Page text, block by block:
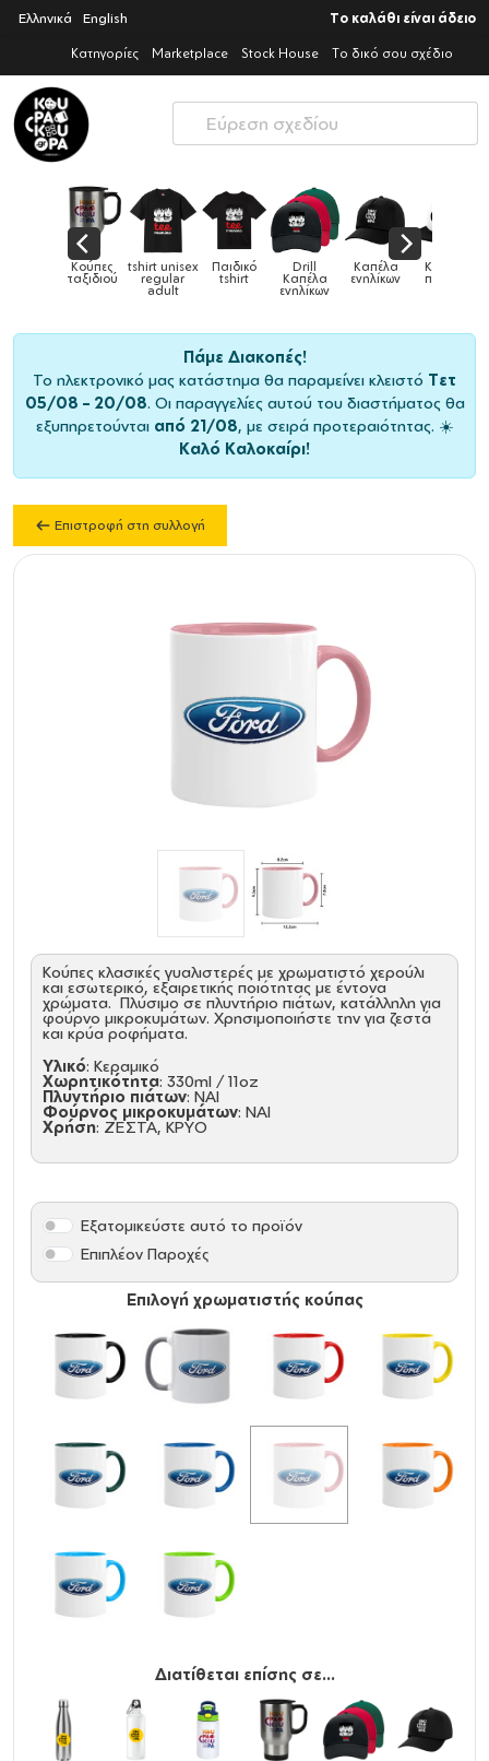
Ελληνικά English Το καλάθι είναι άδειο
Κατηγορίες Marketplace Stock House Το δικό σου σχέδιο
Παιδικό Drill
Καπέλα
Καπέλα
ενηλίκων
Καπέλα
παιδικά Κούπες Κούπες
ειδικές
Πάμε Διακοπές!
Το ηλεκτρονικό μας κατάστημα θα παραμείνει κλειστό Τετ
05/08 – 20/08. Οι παραγγελίες αυτού του διαστήματος θα
εξυπηρετούνται από 21/08, με σειρά προτεραιότητας. ☀️
Καλό Καλοκαίρι!
Επιστροφή στη συλλογή
Κούπες κλασικές γυαλιστερές με χρωματιστό χερούλι
και εσωτερικό, εξαιρετικής ποιότητας με έντονα
χρώματα. Πλύσιμο σε πλυντήριο πιάτων, κατάλληλη για
φούρνο μικροκυμάτων. Χρησιμοποιήστε την για ζεστά
και κρύα ροφήματα.
Υλικό: Κεραμικό
Χωρητικότητα: 330ml / 11oz
Πλυντήριο πιάτων: ΝΑΙ
Φούρνος μικροκυμάτων: ΝΑΙ
Χρήση: ΖΕΣΤΑ, ΚΡΥΟ
Επιλογή χρωματιστής κούπας
Εξατομικεύστε αυτό το προϊόν
Επιπλέον Παροχές
Διατίθεται επίσης σε...